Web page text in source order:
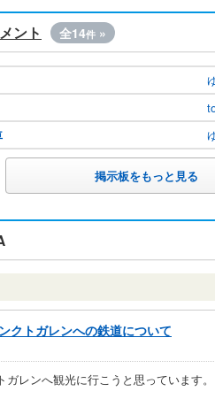
ント 全14件 »
掲示板をもっと見る
クトガレンへの鉄道について
レンへ観光に行こうと思っています。